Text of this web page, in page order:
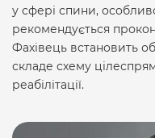
у сфері спини,
рекомендується
Фахівець встановить
складе схему
реабілітації.